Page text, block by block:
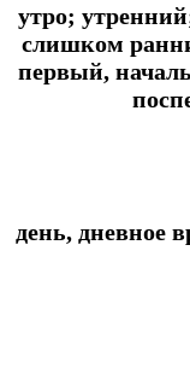
утро;
слишком
первый,
день, дневное